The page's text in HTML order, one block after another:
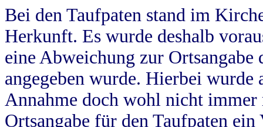
Bei den Taufpaten stand im
Herkunft. Es wurde deshalb
eine Abweichung zur
angegeben wurde. Hierbei wurde
Annahme doch wohl nicht
Ortsangabe für den Taufpaten